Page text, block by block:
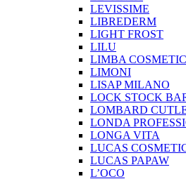
LEVISSIME
LIBREDERM
LIGHT FROST
LILU
LIMBA
LIMONI
LISAP MILANO
LOCK STOCK
LOMBARD
LONDA
LONGA VITA
LUCAS
LUCAS PAPAW
L’OCO